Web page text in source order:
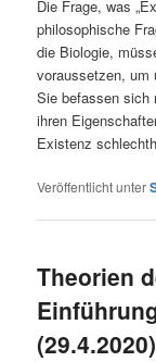
Die Frage, was
philosophische
die Biologie,
voraussetzen, um
Sie befassen
ihren
Existenz
Veröffentlicht unter
Theorien
(29.4.2020)